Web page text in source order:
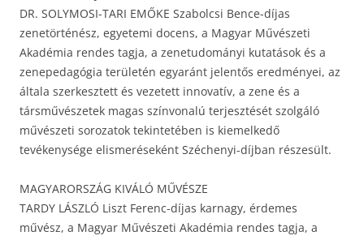
DR. SOLYMOSI-TARI EMŐKE Szabolcsi Bence-díjas
zenetörténész, egyetemi docens, a Magyar Művészeti
Akadémia rendes tagja, a zenetudományi kutatások és a
zenepedagógia területén egyaránt jelentős eredményei, az
általa szerkesztett és vezetett innovatív, a zene és a
társművészetek magas színvonalú terjesztését szolgáló
művészeti sorozatok tekintetében is kiemelkedő
tevékenysége elismeréseként Széchenyi-díjban részesült.
MAGYARORSZÁG KIVÁLÓ MŰVÉSZE
TARDY LÁSZLÓ Liszt Ferenc-díjas karnagy, érdemes
művész, a Magyar Művészeti Akadémia rendes tagja, a